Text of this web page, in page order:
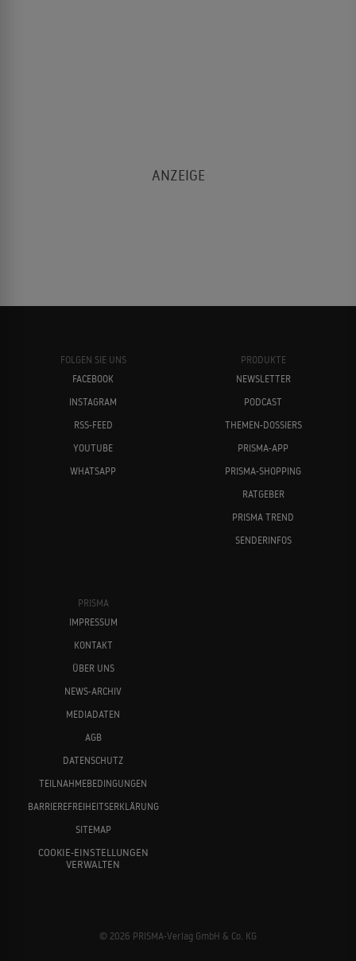
FOLGEN SIE UNS
FACEBOOK
INSTAGRAM
RSS-FEED
YOUTUBE
WHATSAPP
PRODUKTE
NEWSLETTER
PODCAST
THEMEN-DOSSIERS
PRISMA-APP
PRISMA-SHOPPING
RATGEBER
PRISMA TREND
SENDERINFOS
PRISMA
IMPRESSUM
KONTAKT
ÜBER UNS
NEWS-ARCHIV
MEDIADATEN
AGB
DATENSCHUTZ
TEILNAHMEBEDINGUNGEN
BARRIEREFREIHEITSERKLÄRUNG
SITEMAP
COOKIE-EINSTELLUNGEN
VERWALTEN
© 2026 PRISMA-Verlag GmbH & Co. KG